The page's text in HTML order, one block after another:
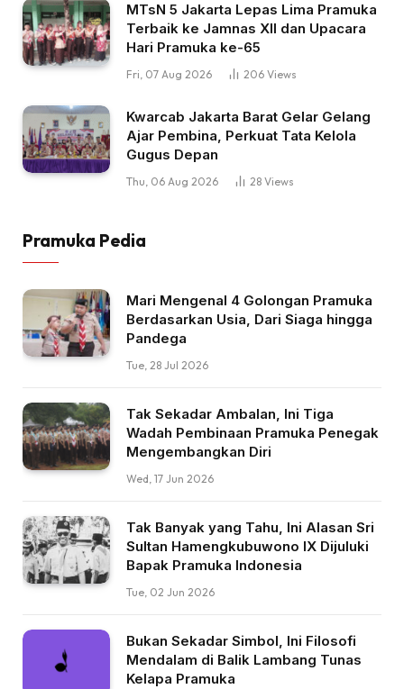
MTsN 5 Jakarta Lepas Lima Pramuka
Terbaik ke Jamnas XII dan Upacara
Hari Pramuka ke-65
Fri, 07 Aug 2026 206 Views
Kwarcab Jakarta Barat Gelar Gelang
Ajar Pembina, Perkuat Tata Kelola
Gugus Depan
Thu, 06 Aug 2026 28 Views
Pramuka Pedia
Mari Mengenal 4 Golongan Pramuka
Berdasarkan Usia, Dari Siaga hingga
Pandega
Tue, 28 Jul 2026
Tak Sekadar Ambalan, Ini Tiga
Wadah Pembinaan Pramuka Penegak
Mengembangkan Diri
Wed, 17 Jun 2026
Tak Banyak yang Tahu, Ini Alasan Sri
Sultan Hamengkubuwono IX Dijuluki
Bapak Pramuka Indonesia
Tue, 02 Jun 2026
Bukan Sekadar Simbol, Ini Filosofi
Mendalam di Balik Lambang Tunas
Kelapa Pramuka